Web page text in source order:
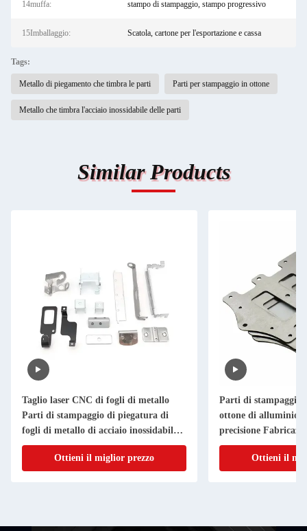
14muffa: stampo di stampaggio, stampo progressivo
15Imballaggio: Scatola, cartone per l'esportazione e cassa
Tags:
Metallo di piegamento che timbra le parti Parti per stampaggio in ottone
Metallo che timbra l'acciaio inossidabile delle parti
Similar Products
Taglio laser CNC di fogli di metallo
Parti di stampaggio di piegatura di
fogli di metallo di acciaio inossidabile
di alluminio
Ottieni il miglior prezzo
Parti di stampaggio
ottone di alluminio
precisione
metallo su misura
Ottieni il